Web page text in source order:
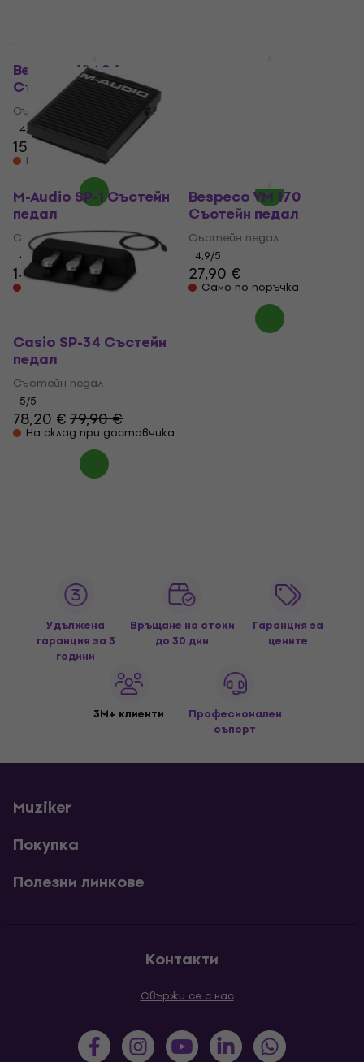
Bespeco VM 24
Състейн педал
Състейн педал
4,5
15,90 €
На път
M-Audio SP-1 Състейн
педал
Състейн педал
4,4 /5
14,30 €
Не е в наличност
Bespeco VM 170
Състейн педал
Състейн педал
4,9/5
27,90 €
Само по поръчка
Casio SP-34 Състейн
педал
Състейн педал
5/5
78,20 €79,90 €
На склад при доставчика
Удължена
гаранция за 3
години
Връщане на стоки
до 30 дни
Гаранция за
цените
3M+ клиенти
Професионален
съпорт
Muziker
Покупка
Полезни линкове
Контакти
Свържи се с нас